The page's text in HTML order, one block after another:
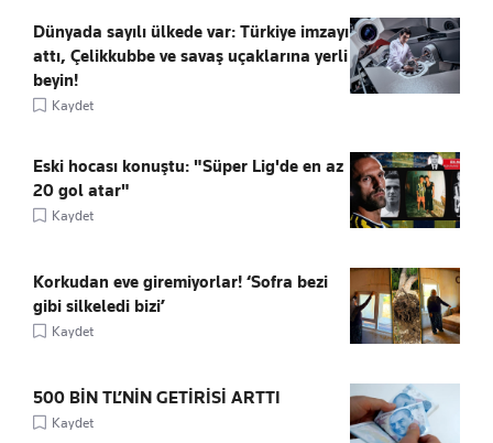
Dünyada sayılı ülkede var: Türkiye imzayı
attı, Çelikkubbe ve savaş uçaklarına yerli
beyin!
Kaydet
Eski hocası konuştu: "Süper Lig'de en az
20 gol atar"
Kaydet
Korkudan eve giremiyorlar! ‘Sofra bezi
gibi silkeledi bizi’
Kaydet
500 BİN TL’NİN GETİRİSİ ARTTI
Kaydet